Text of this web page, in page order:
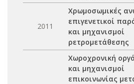
2011
Χρωμοσωμικές
επιγενετικοί
και μηχανισμοί
ρετρομετάθεσης
Χωροχρονική
και μηχανισμοί
επικοινωνίας